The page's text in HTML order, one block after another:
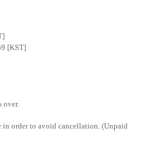
[KST]
over.
in order to avoid cancellation. (Unpaid